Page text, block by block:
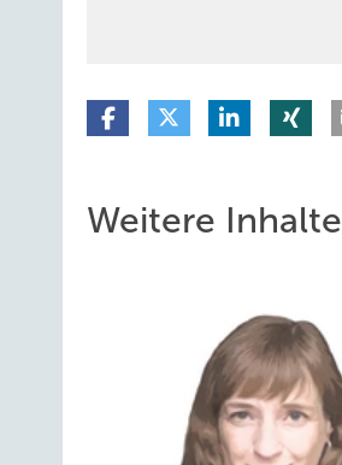
Weitere Inhalte